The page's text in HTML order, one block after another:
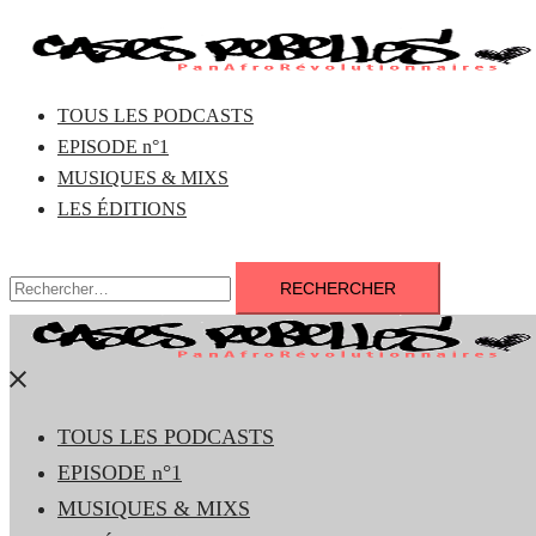
TOUS LES PODCASTS
EPISODE n°1
MUSIQUES & MIXS
LES ÉDITIONS
Rechercher :
Fermer
menu
TOUS LES PODCASTS
EPISODE n°1
MUSIQUES & MIXS